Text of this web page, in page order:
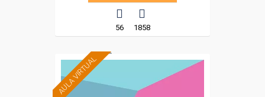
56 1858
AULA VIRTUAL